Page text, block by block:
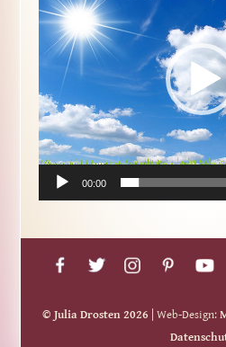
00:00
© Julia Drosten 2026 | Web-Design: